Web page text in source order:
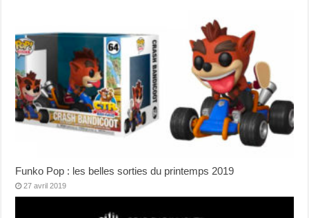
Funko Pop : les belles sorties du printemps 2019
27 avril 2019